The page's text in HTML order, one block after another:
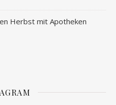
Herbst mit Apotheken